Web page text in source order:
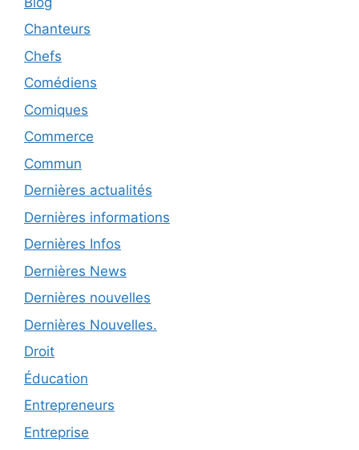
Chanteurs
Chefs
Comédiens
Comiques
Commerce
Commun
Dernières actualités
Dernières informations
Dernières Infos
Dernières News
Dernières nouvelles
Dernières Nouvelles.
Droit
Éducation
Entrepreneurs
Entreprise